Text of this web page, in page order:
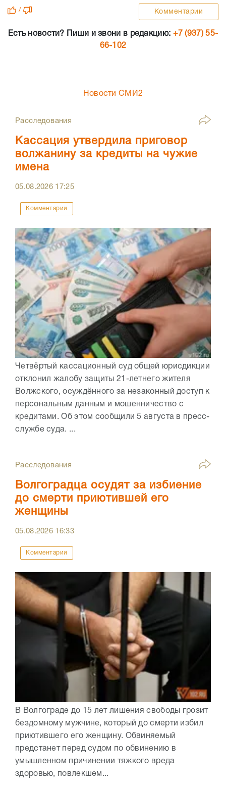
/ Комментарии
Есть новости? Пиши и звони в редакцию: +7 (937) 55-
66-102
Новости СМИ2
Расследования
Кассация утвердила приговор
волжанину за кредиты на чужие
имена
05.08.2026 17:25
Комментарии
Четвёртый кассационный суд общей юрисдикции
отклонил жалобу защиты 21-летнего жителя
Волжского, осуждённого за незаконный доступ к
персональным данным и мошенничество с
кредитами. Об этом сообщили 5 августа в пресс-
службе суда. ...
Расследования
Волгоградца осудят за избиение
до смерти приютившей его
женщины
05.08.2026 16:33
Комментарии
В Волгограде до 15 лет лишения свободы грозит
бездомному мужчине, который до смерти избил
приютившего его женщину. Обвиняемый
предстанет перед судом по обвинению в
умышленном причинении тяжкого вреда
здоровью, повлекшем...